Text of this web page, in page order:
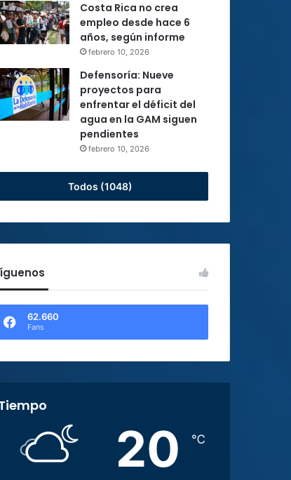
Costa Rica no crea
empleo desde hace 6
años, según informe
febrero 10, 2026
Defensoría: Nueve
proyectos para
enfrentar el déficit del
agua en la GAM siguen
pendientes
febrero 10, 2026
Todos (1048)
62.660
Fans
20 ℃